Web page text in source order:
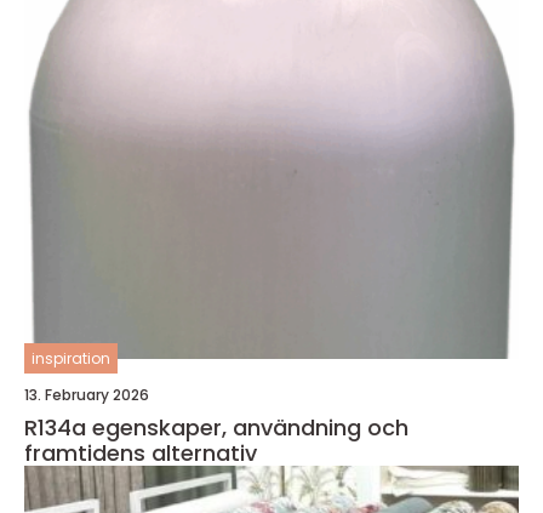
inspiration
13. February 2026
R134a egenskaper, användning och
framtidens alternativ